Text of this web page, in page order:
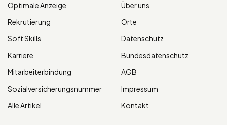
Optimale Anzeige
Rekrutierung
Soft Skills
Karriere
Mitarbeiterbindung
Sozialversicherungsnummer
Alle Artikel
Über uns
Orte
Datenschutz
Bundesdatenschutz
AGB
Impressum
Kontakt